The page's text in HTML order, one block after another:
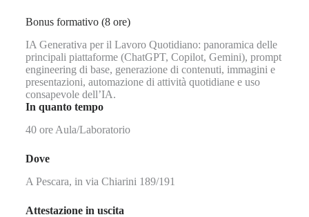
Bonus formativo (8 ore)
IA Generativa per il Lavoro Quotidiano: panoramica delle
principali piattaforme (ChatGPT, Copilot, Gemini), prompt
engineering di base, generazione di contenuti, immagini e
presentazioni, automazione di attività quotidiane e uso
consapevole dell’IA.
In quanto tempo
40 ore Aula/Laboratorio
Dove
A Pescara, in via Chiarini 189/191
Attestazione in uscita